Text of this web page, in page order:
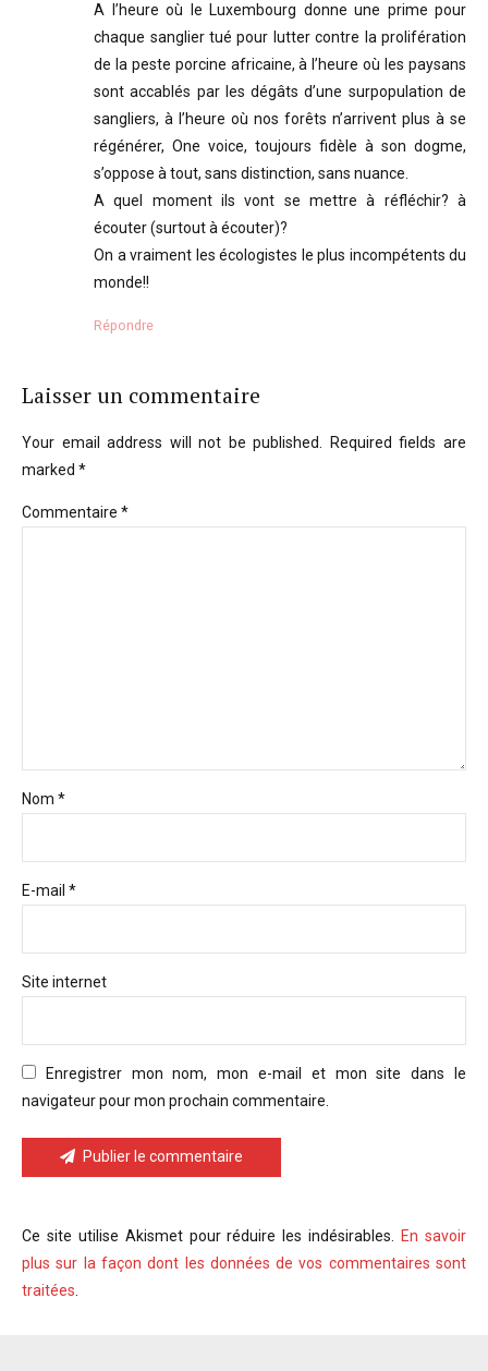
A l’heure où le Luxembourg donne une prime pour
chaque sanglier tué pour lutter contre la prolifération
de la peste porcine africaine, à l’heure où les paysans
sont accablés par les dégâts d’une surpopulation de
sangliers, à l’heure où nos forêts n’arrivent plus à se
régénérer, One voice, toujours fidèle à son dogme,
s’oppose à tout, sans distinction, sans nuance.
A quel moment ils vont se mettre à réfléchir? à
écouter (surtout à écouter)?
On a vraiment les écologistes le plus incompétents du
monde!!
Répondre
Laisser un commentaire
Your email address will not be published. Required fields are
marked *
Commentaire *
Nom *
E-mail *
Site internet
Enregistrer mon nom, mon e-mail et mon site dans le
navigateur pour mon prochain commentaire.
Publier le commentaire
Ce site utilise Akismet pour réduire les indésirables.
En savoir
plus sur la façon dont les données de vos commentaires sont
traitées